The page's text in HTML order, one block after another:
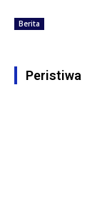
Berita
Peristiwa